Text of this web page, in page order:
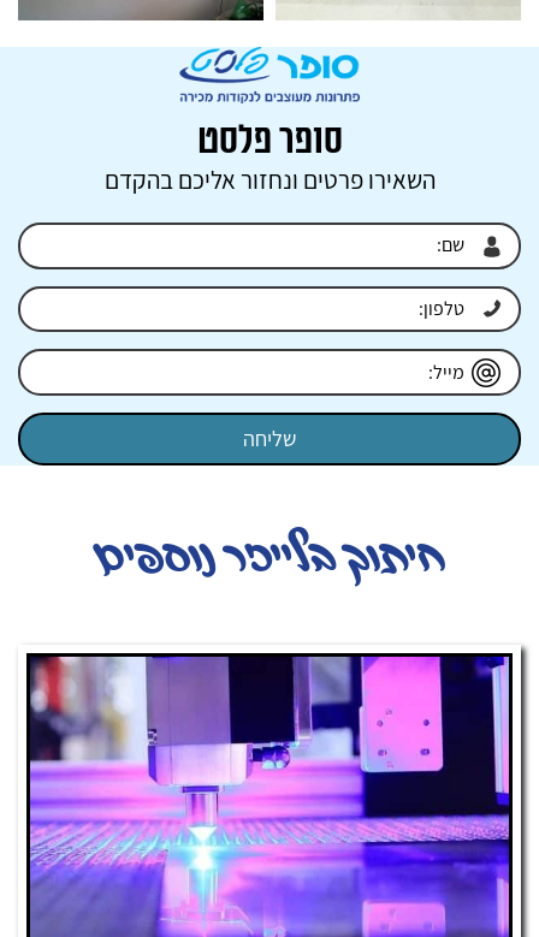
סופר פלסט
השאירו פרטים ונחזור אליכם בהקדם
חיתוך בלייזר נוספים